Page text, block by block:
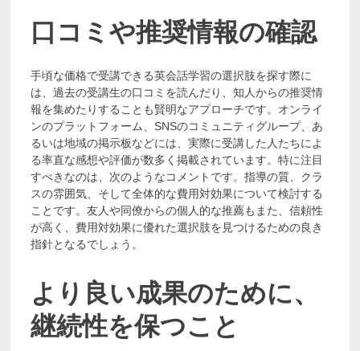
口コミや推奨情報の確認
手頃な価格で受講できる英会話学習の選択肢を探す際に
は、過去の受講生の口コミを読んだり、知人からの推奨情
報を集めたりすることも賢明なアプローチです。オンライ
ンのプラットフォーム、SNSのコミュニティグループ、あ
るいは地域の掲示板などには、実際に受講した人たちによ
る率直な感想や評価が数多く掲載されています。特に注目
すべきなのは、次のようなコメントです。指導の質、クラ
スの雰囲気、そして全体的な費用対効果について検討する
ことです。友人や同僚からの個人的な推薦もまた、信頼性
が高く、費用対効果に優れた選択肢を見つけるための良き
指針となるでしょう。
より良い成果のために、
継続性を保つこと